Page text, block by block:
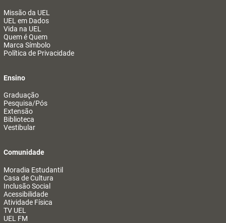
Missão da UEL
UEL em Dados
Vida na UEL
Quem é Quem
Marca Símbolo
Política de Privacidade
Ensino
Graduação
Pesquisa/Pós
Extensão
Biblioteca
Vestibular
Comunidade
Moradia Estudantil
Casa de Cultura
Inclusão Social
Acessibilidade
Atividade Física
TV UEL
UEL FM